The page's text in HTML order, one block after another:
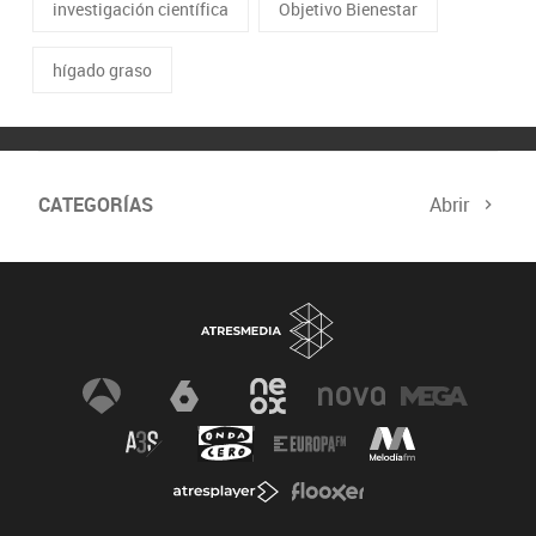
investigación científica Objetivo Bienestar
hígado graso
CATEGORÍAS Abrir